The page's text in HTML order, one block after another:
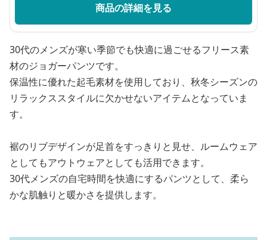
商品の詳細を見る
30代のメンズが寒い季節でも快適に過ごせるフリース素
材のジョガーパンツです。
保温性に優れた起毛素材を使用しており、秋冬シーズンの
リラックススタイルに欠かせないアイテムとなっていま
す。
裾のリブデザインが足首をすっきりと見せ、ルームウェア
としてもアウトウェアとしても活用できます。
30代メンズの自宅時間を快適にするパンツとして、柔ら
かな肌触りと暖かさを提供します。